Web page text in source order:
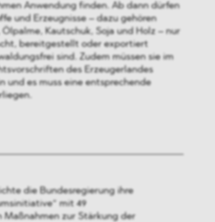
Anwendung finden. Ab dann dürfen
und Erzeugnisse – dazu gehören
Ölpalme, Kautschuk, Soja und Holz – nur
bereitgestellt oder exportiert
sind. Zudem müssen sie im
des Erzeugerlandes
und es muss eine entsprechende
die Bundesregierung ihre
mit 49
zur Stärkung der